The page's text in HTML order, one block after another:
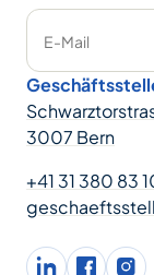
E-Mail
3007 Bern
+41 31 380 83